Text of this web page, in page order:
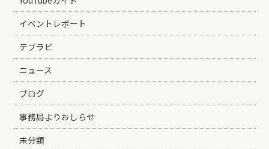
イベントレポート
テブラビ
ニュース
ブログ
事務局よりおしらせ
未分類